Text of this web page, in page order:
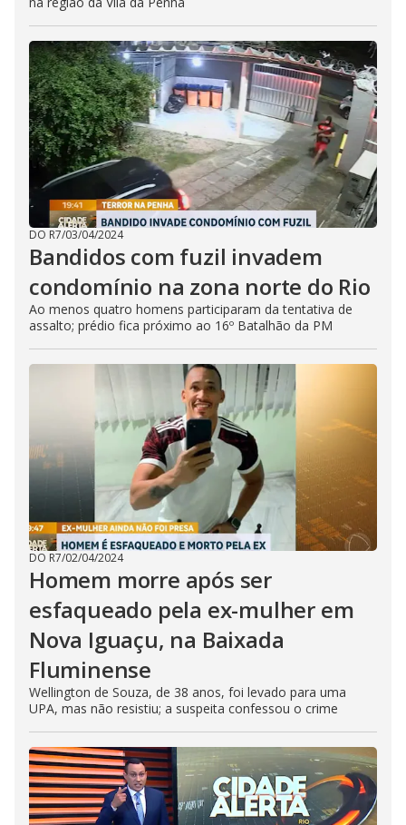
DO R7/03/04/2024
Bandidos com fuzil invadem
condomínio na zona norte do Rio
Ao menos quatro homens participaram da tentativa de
assalto; prédio fica próximo ao 16º Batalhão da PM
DO R7/02/04/2024
Homem morre após ser
esfaqueado pela ex-mulher em
Nova Iguaçu, na Baixada
Fluminense
Wellington de Souza, de 38 anos, foi levado para uma
UPA, mas não resistiu; a suspeita confessou o crime